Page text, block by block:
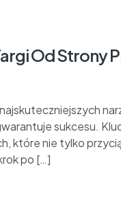
Od Strony
sukcesu.
które nie tylko
po […]